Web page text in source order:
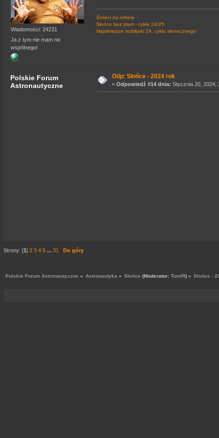
Wiadomości: 24231
Ja z tym nie mam nic
wspólnego!
Śmieci na orbicie
Słońce bez plam - cykle 24/25
Najsilniejsze rozbłyski 24. cyklu słonecznego
Polskie Forum
Astronautyczne
Odp: Słońce - 2024 rok
« Odpowiedź #14 dnia: Stycznia 20, 2024,
Strony: [1]2 3 4 5 ...31 Do góry
Polskie Forum Astronautyczne » Astronautyka » Słońce (Moderator:TomIR) » Słońce -